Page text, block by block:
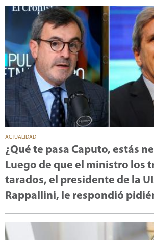
ACTUALIDAD
¿Qué te pasa Caputo, estás
Luego de que el ministro los
tarados, el presidente de la
Rappallini, le respondió